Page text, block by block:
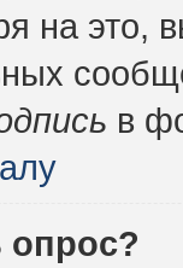
на это,
в
опрос?